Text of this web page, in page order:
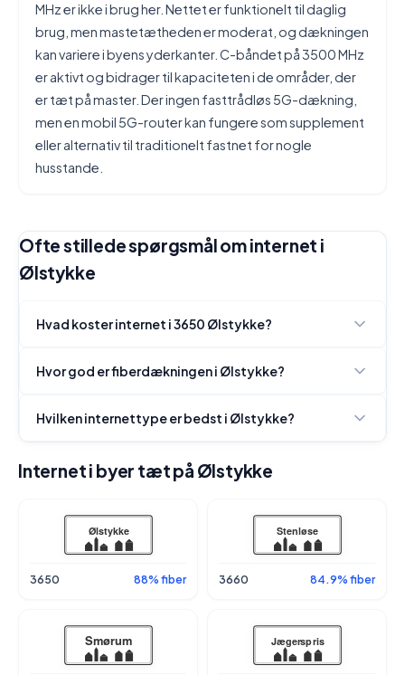
MHz er ikke i brug her. Nettet er funktionelt til daglig
brug, men mastetætheden er moderat, og dækningen
kan variere i byens yderkanter. C-båndet på 3500 MHz
er aktivt og bidrager til kapaciteten i de områder, der
er tæt på master. Der ingen fasttrådløs 5G-dækning,
men en mobil 5G-router kan fungere som supplement
eller alternativ til traditionelt fastnet for nogle
husstande.
Ofte stillede spørgsmål om internet i
Ølstykke
Hvad koster internet i 3650 Ølstykke?
Hvor god er fiberdækningen i Ølstykke?
Hvilken internettype er bedst i Ølstykke?
Internet i byer tæt på Ølstykke
3650 88% fiber 3660 84.9% fiber